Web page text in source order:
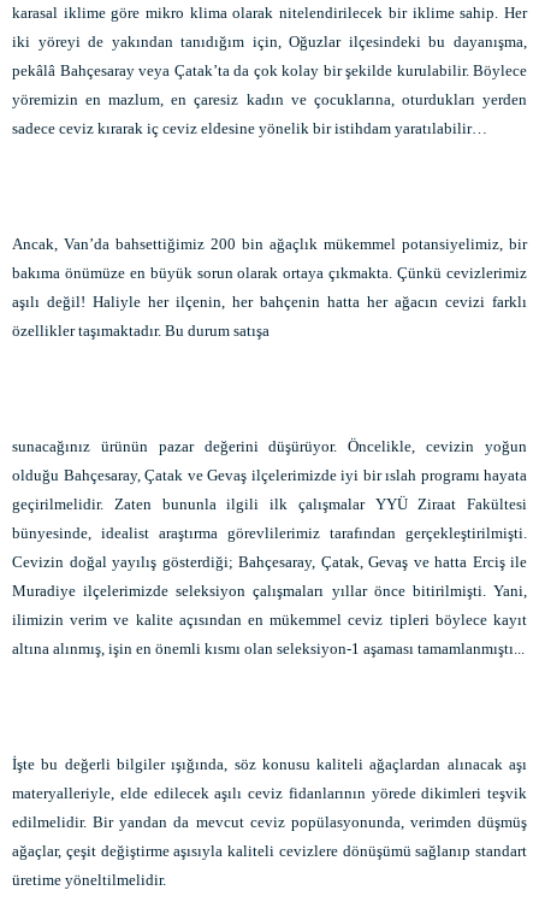
karasal iklime göre mikro klima olarak nitelendirilecek bir iklime sahip. Her
iki yöreyi de yakından tanıdığım için, Oğuzlar ilçesindeki bu dayanışma,
pekâlâ Bahçesaray veya Çatak’ta da çok kolay bir şekilde kurulabilir. Böylece
yöremizin en mazlum, en çaresiz kadın ve çocuklarına, oturdukları yerden
sadece ceviz kırarak iç ceviz eldesine yönelik bir istihdam yaratılabilir…
Ancak, Van’da bahsettiğimiz 200 bin ağaçlık mükemmel potansiyelimiz, bir
bakıma önümüze en büyük sorun olarak ortaya çıkmakta. Çünkü cevizlerimiz
aşılı değil! Haliyle her ilçenin, her bahçenin hatta her ağacın cevizi farklı
özellikler taşımaktadır. Bu durum satışa
sunacağınız ürünün pazar değerini düşürüyor. Öncelikle, cevizin yoğun
olduğu Bahçesaray, Çatak ve Gevaş ilçelerimizde iyi bir ıslah programı hayata
geçirilmelidir. Zaten bununla ilgili ilk çalışmalar YYÜ Ziraat Fakültesi
bünyesinde, idealist araştırma görevlilerimiz tarafından gerçekleştirilmişti.
Cevizin doğal yayılış gösterdiği; Bahçesaray, Çatak, Gevaş ve hatta Erciş ile
Muradiye ilçelerimizde seleksiyon çalışmaları yıllar önce bitirilmişti. Yani,
ilimizin verim ve kalite açısından en mükemmel ceviz tipleri böylece kayıt
altına alınmış, işin en önemli kısmı olan seleksiyon-1 aşaması tamamlanmıştı...
İşte bu değerli bilgiler ışığında, söz konusu kaliteli ağaçlardan alınacak aşı
materyalleriyle, elde edilecek aşılı ceviz fidanlarının yörede dikimleri teşvik
edilmelidir. Bir yandan da mevcut ceviz popülasyonunda, verimden düşmüş
ağaçlar, çeşit değiştirme aşısıyla kaliteli cevizlere dönüşümü sağlanıp standart
üretime yöneltilmelidir.